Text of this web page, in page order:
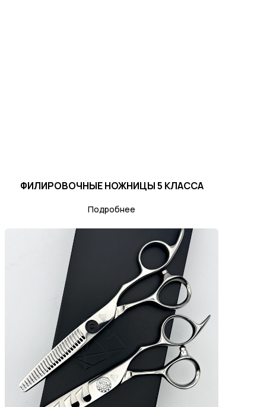
ФИЛИРОВОЧНЫЕ НОЖНИЦЫ 5 КЛАССА
Подробнее